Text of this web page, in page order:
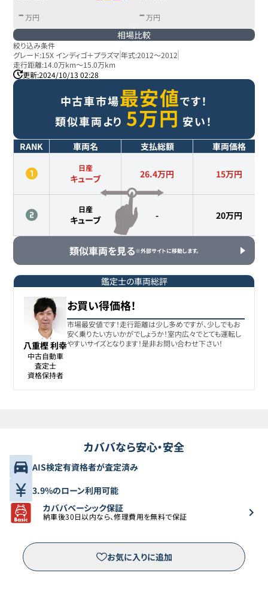
- 万円 - 万円
相場比較
絞り込み条件
グレード:15X インディゴ＋プラズマ 年式:2012～2012
走行距離:14.0万km～15.0万km
更新:2024/10/13 02:28
中古車市場最安値です！
類似車両より 5万円 安い！
RANK 車両名 支払総額 車両価格
日産
キューブ 26.4万円 15万円
日産
キューブ - 20万円
類似車両を見る※外部サイトに移動します。
鑑定士の車両総評
八重樫 利幸
中古自動車
査定士
資格保持者
お買い得価格！
市場最安値です！走行距離は少し多めですが、少しでもお
安く乗りたい方いかがでしょうか！室内広々でとても運転し
やすいサイズとなります！是非お問い合わせ下さい！
カババなら安心・安全
AIS検定有資格者が査定済み
3.9%のローン利用可能
カババベーシック保証
納車後30日以内なら、修理費用を無料で保証
お気に入りに追加